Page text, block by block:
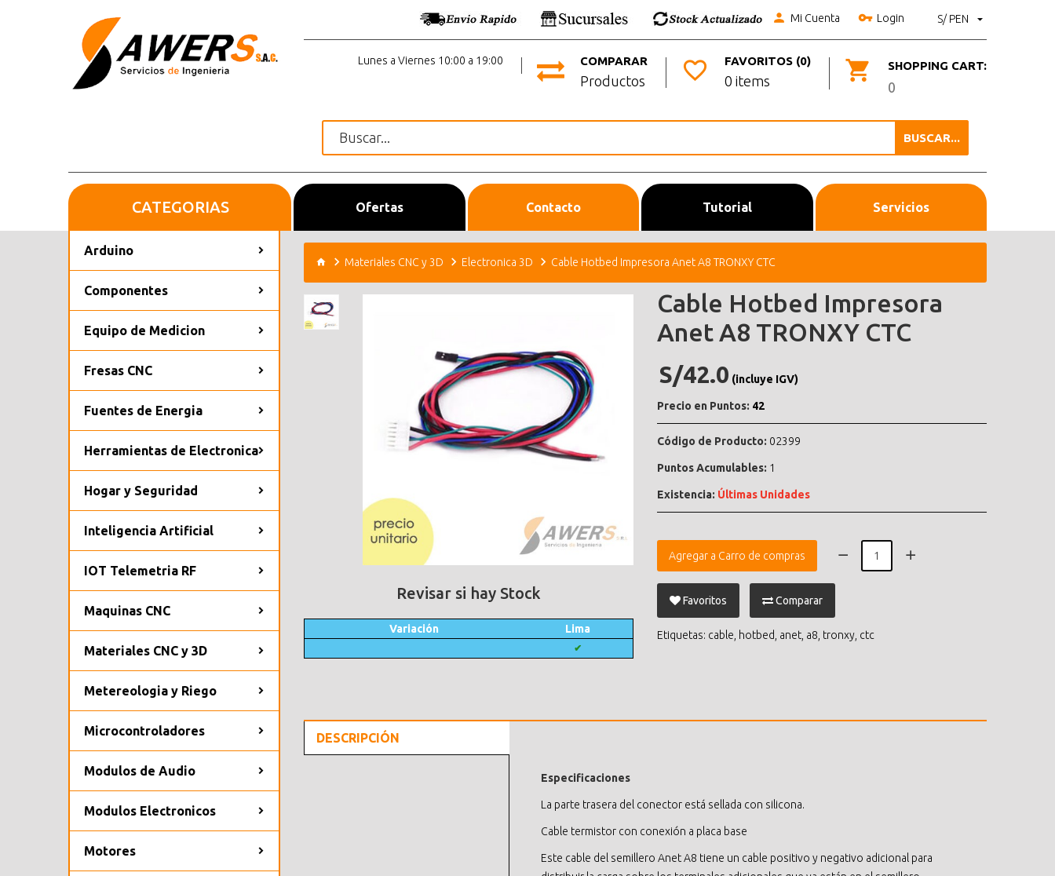
S/ PEN
Mi Cuenta Login
SHOPPING CART:
0
FAVORITOS (0)
0 items
COMPARAR
Productos
Lunes a Viernes 10:00 a 19:00
BUSCAR...
Inicio Ofertas Contacto Tutorial Servicios
CATEGORIAS
Arduino
Componentes
Equipo de Medicion
Fresas CNC
Fuentes de Energia
Herramientas de Electronica
Hogar y Seguridad
Inteligencia Artificial
IOT Telemetria RF
Maquinas CNC
Materiales CNC y 3D
Metereologia y Riego
Microcontroladores
Modulos de Audio
Modulos Electronicos
Motores
Materiales CNC y 3D Electronica 3D Cable Hotbed Impresora Anet A8 TRONXY CTC
Revisar si hay Stock
Variación Lima
✔
Cable Hotbed Impresora
Anet A8 TRONXY CTC
S/42.0 (incluye IGV)
Precio en Puntos: 42
Código de Producto: 02399
Puntos Acumulables: 1
Existencia: Últimas Unidades
Agregar a Carro de compras
Favoritos Comparar
Etiquetas: cable hotbed anet a8 tronxy ctc
DESCRIPCIÓN
Especificaciones
La parte trasera del conector está sellada con silicona.
Cable termistor con conexión a placa base
Este cable del semillero Anet A8 tiene un cable positivo y negativo adicional para